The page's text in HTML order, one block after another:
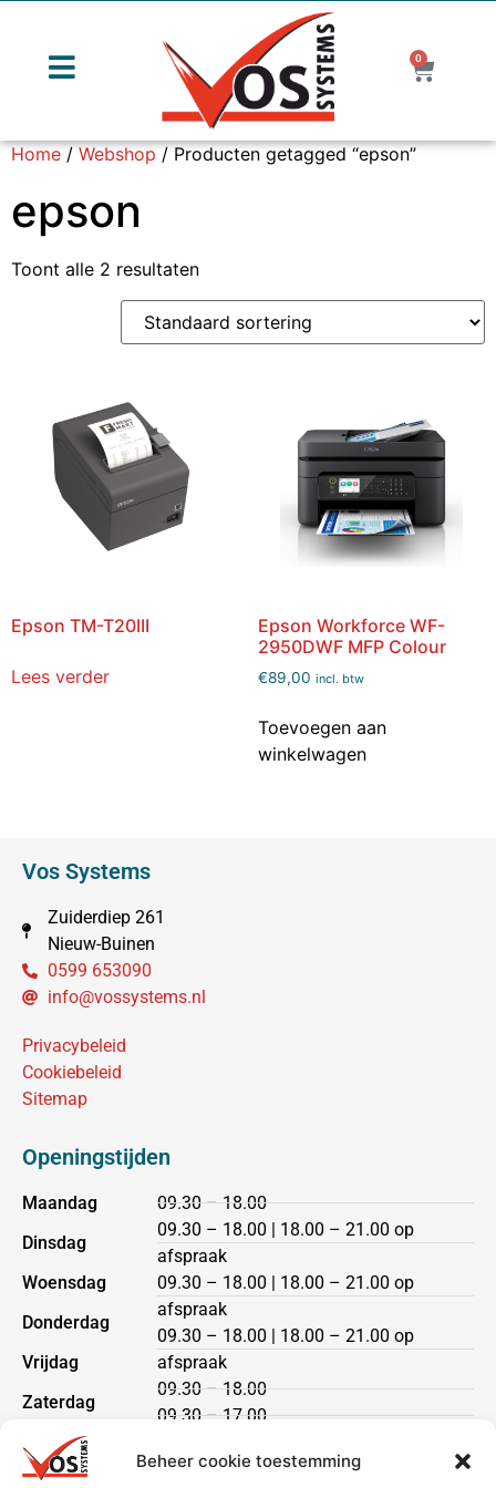
Beheer cookie toestemming
0
Home/Webshop/ Producten getagged “epson”
epson
Toont alle 2 resultaten
Epson TM-T20III
Lees verder
Epson Workforce WF-
2950DWF MFP Colour
€89,00 incl. btw
Toevoegen aan
winkelwagen
Vos Systems
Zuiderdiep 261
Nieuw-Buinen
0599 653090
info@vossystems.nl
Privacybeleid
Cookiebeleid
Sitemap
Openingstijden
Maandag
Dinsdag
Woensdag
Donderdag
Vrijdag
Zaterdag
Zondag
09.30 – 18.00
09.30 – 18.00 | 18.00 – 21.00 op
afspraak
09.30 – 18.00 | 18.00 – 21.00 op
afspraak
09.30 – 18.00 | 18.00 – 21.00 op
afspraak
09.30 – 18.00
09.30 – 17.00